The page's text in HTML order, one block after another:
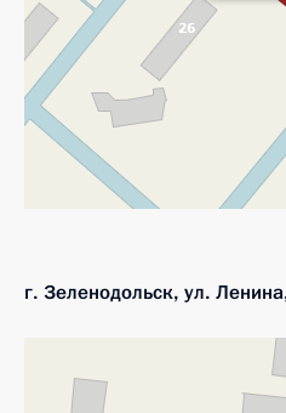
г. Зеленодольск, ул.